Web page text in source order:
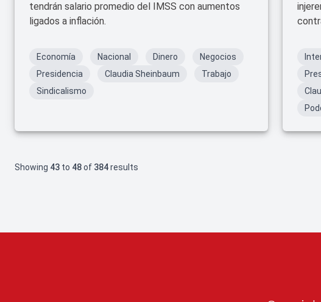
tendrán salario promedio del IMSS con aumentos
ligados a inflación.
Economía Nacional Dinero
Negocios
Presidencia
Claudia Sheinbaum
Trabajo
Sindicalismo
Showing 43 to 48of 384results